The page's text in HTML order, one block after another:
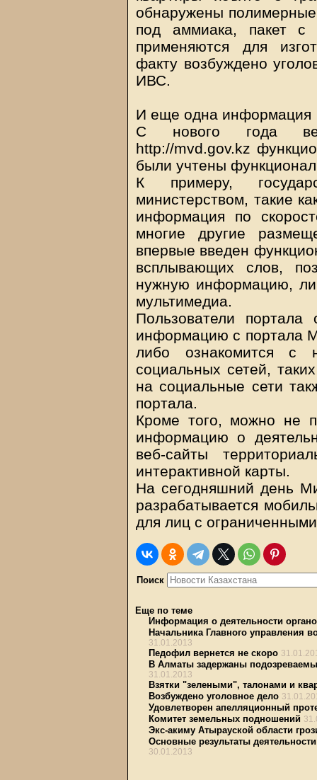
обнаружены
под аммиака, пакет с
применяются для
факту возбуждено
ИВС.
И еще одна информация
С нового года
http://mvd.gov.kz
были учтены
К примеру,
министерством, такие
информация по
многие другие
впервые введен
всплывающих слов,
нужную информацию,
мультимедиа.
Пользователи
информацию с портала
либо ознакомится с
социальных сетей,
на социальные сети
портала.
Кроме того, можно не
информацию о
веб-сайты
интерактивной карты.
На сегодняшний день
разрабатывается
для лиц с
Поиск
Еще по теме
Информация о деятельности
Начальника Главного управления
31.01.2013
Педофил вернется не скоро
В Алматы задержаны
31.01.2013
Взятки "зелеными", талонами и
Возбуждено уголовное дело
Удовлетворен апелляционный
Комитет земельных подношений
Экс-акиму Атырауской области
Основные результаты
30.01.2013